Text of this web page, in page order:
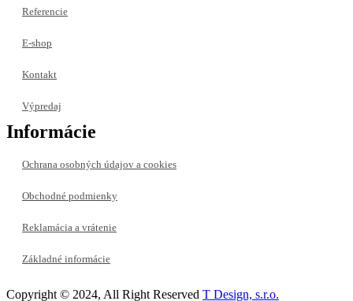
Referencie
E-shop
Kontakt
Výpredaj
Informácie
Ochrana osobných údajov a cookies
Obchodné podmienky
Reklamácia a vrátenie
Základné informácie
Copyright © 2024, All Right Reserved T Design, s.r.o.